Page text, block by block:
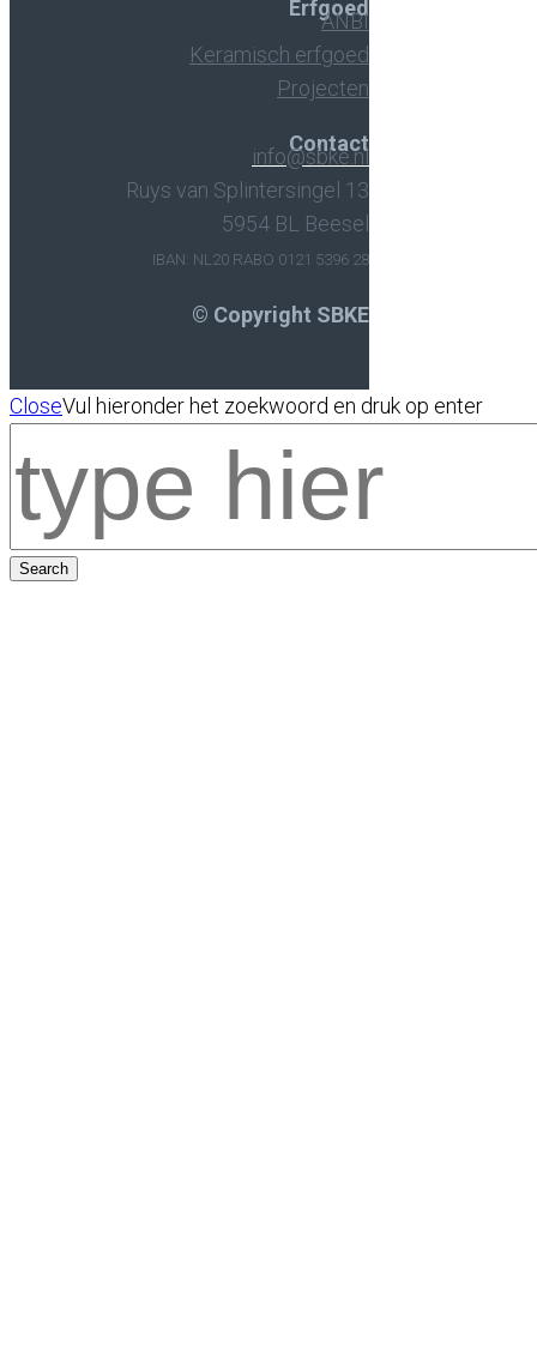
Erfgoed
ANBI
Keramisch erfgoed
Projecten
Contact
info@sbke.nl
Ruys van Splintersingel 13
5954 BL Beesel
IBAN: NL20 RABO 0121 5396 28
© Copyright SBKE
CloseVul hieronder het zoekwoord en druk op enter